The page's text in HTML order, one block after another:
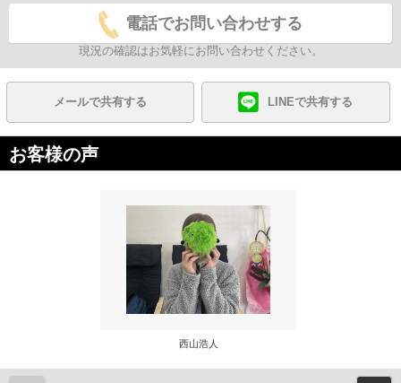
電話でお問い合わせする
現況の確認はお気軽にお問い合わせください。
メールで共有する LINEで共有する
お客様の声
西山浩人